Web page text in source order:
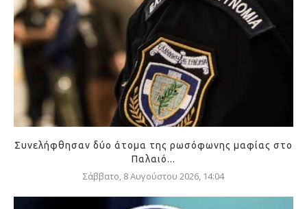
Συνελήφθησαν δύο άτομα της ρωσόφωνης μαφίας στο
Παλαιό...
Σάββατο, 8 Αυγούστου 2026, 14:04